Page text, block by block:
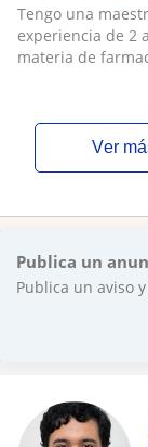
Tengo una
experiencia de 2
materia de
ver
Publica un
Publica un aviso